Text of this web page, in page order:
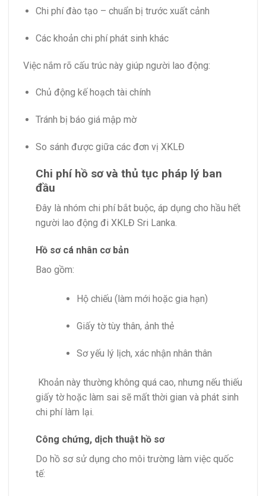
Chi phí đào tạo – chuẩn bị trước xuất cảnh
Các khoản chi phí phát sinh khác
Việc nắm rõ cấu trúc này giúp người lao động:
Chủ động kế hoạch tài chính
Tránh bị báo giá mập mờ
So sánh được giữa các đơn vị XKLĐ
Chi phí hồ sơ và thủ tục pháp lý ban
đầu
Đây là nhóm chi phí bắt buộc, áp dụng cho hầu hết
người lao động đi XKLĐ Sri Lanka.
Hồ sơ cá nhân cơ bản
Bao gồm:
Hộ chiếu (làm mới hoặc gia hạn)
Giấy tờ tùy thân, ảnh thẻ
Sơ yếu lý lịch, xác nhận nhân thân
Khoản này thường không quá cao, nhưng nếu thiếu
giấy tờ hoặc làm sai sẽ mất thời gian và phát sinh
chi phí làm lại.
Công chứng, dịch thuật hồ sơ
Do hồ sơ sử dụng cho môi trường làm việc quốc
tế: